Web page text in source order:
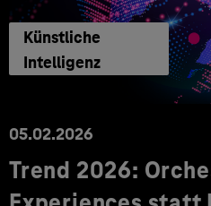
Künstliche
Intelligenz
05.02.2026
Trend 2026: